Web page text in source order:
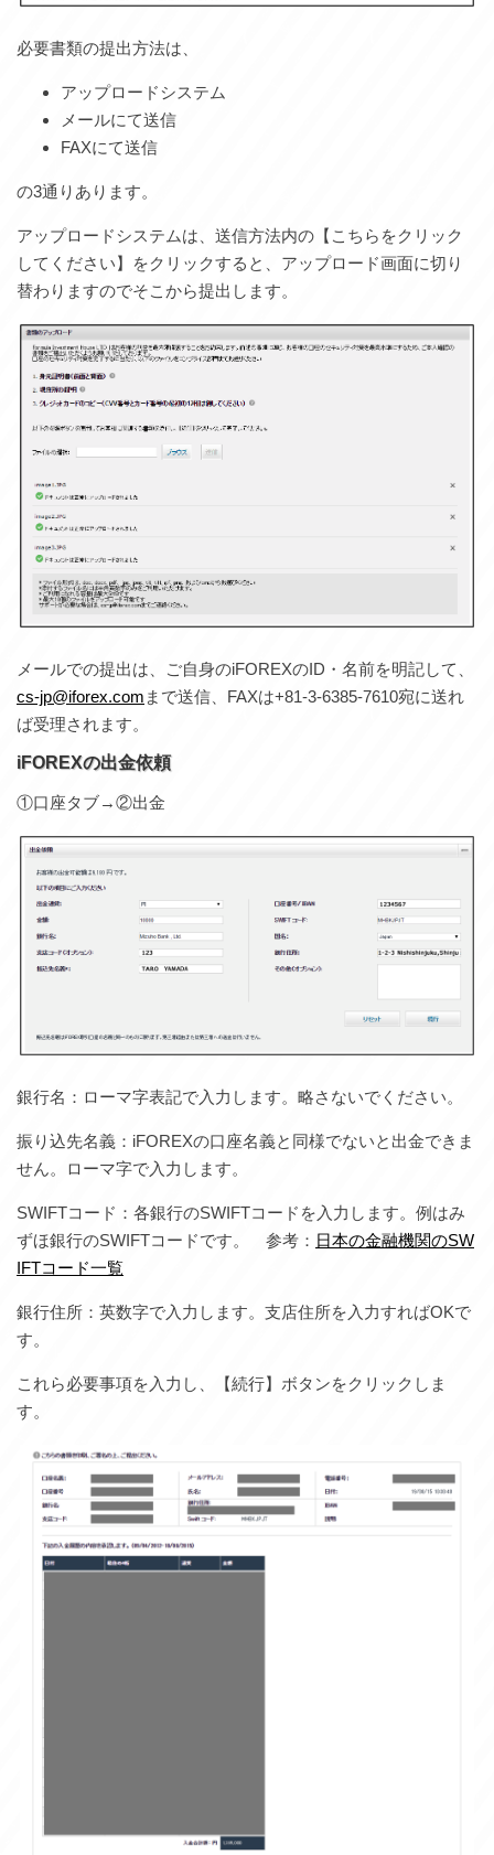
必要書類の提出方法は、
アップロードシステム
メールにて送信
FAXにて送信
の3通りあります。
アップロードシステムは、送信方法内の【こちらをクリック
してください】をクリックすると、アップロード画面に切り
替わりますのでそこから提出します。
メールでの提出は、ご自身のiFOREXのID・名前を明記して、
cs-jp@iforex.com まで送信、FAXは+81-3-6385-7610宛に送れ
ば受理されます。
iFOREXの出金依頼
①口座タブ→②出金
銀行名：ローマ字表記で入力します。略さないでください。
振り込先名義：iFOREXの口座名義と同様でないと出金できま
せん。ローマ字で入力します。
SWIFTコード：各銀行のSWIFTコードを入力します。例はみ
ずほ銀行のSWIFTコードです。 参考： 日本の金融機関のSW
IFTコード一覧
銀行住所：英数字で入力します。支店住所を入力すればOKで
す。
これら必要事項を入力し、【続行】ボタンをクリックしま
す。